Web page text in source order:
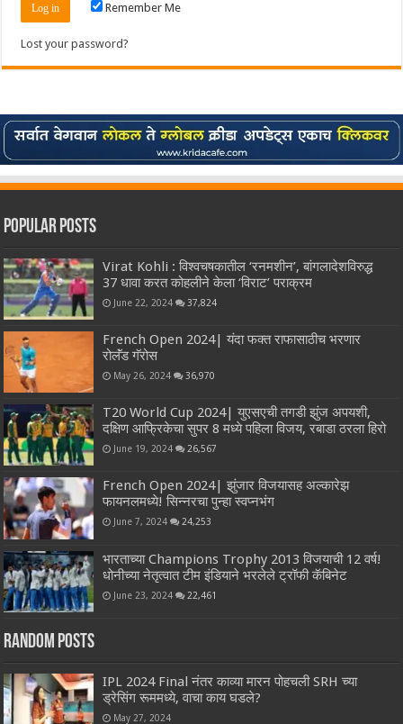
Remember Me
Lost your password?
Popular Posts
Virat Kohli : विश्वचषकातील ‘रनमशीन’, बांगलादेशविरुद्ध
37 धावा करत कोहलीने केला ‘विराट’ पराक्रम
June 22, 2024 37,824
French Open 2024| यंदा फक्त राफासाठीच भरणार
रोलॅंड गॅरोस
May 26, 2024 36,970
T20 World Cup 2024| युएसएची तगडी झुंज अपयशी,
दक्षिण आफ्रिकेचा सुपर 8 मध्ये पहिला विजय, रबाडा ठरला हिरो
June 19, 2024 26,567
French Open 2024| झुंजार विजयासह अल्कारेझ
फायनलमध्ये! सिन्नरचा पुन्हा स्वप्नभंग
June 7, 2024 24,253
भारताच्या Champions Trophy 2013 विजयाची 12 वर्ष!
धोनीच्या नेतृत्वात टीम इंडियाने भरलेले ट्रॉफी कॅबिनेट
June 23, 2024 22,461
Random Posts
IPL 2024 Final नंतर काव्या मारन पोहचली SRH च्या
ड्रेसिंग रूममध्ये, वाचा काय घडले?
May 27, 2024